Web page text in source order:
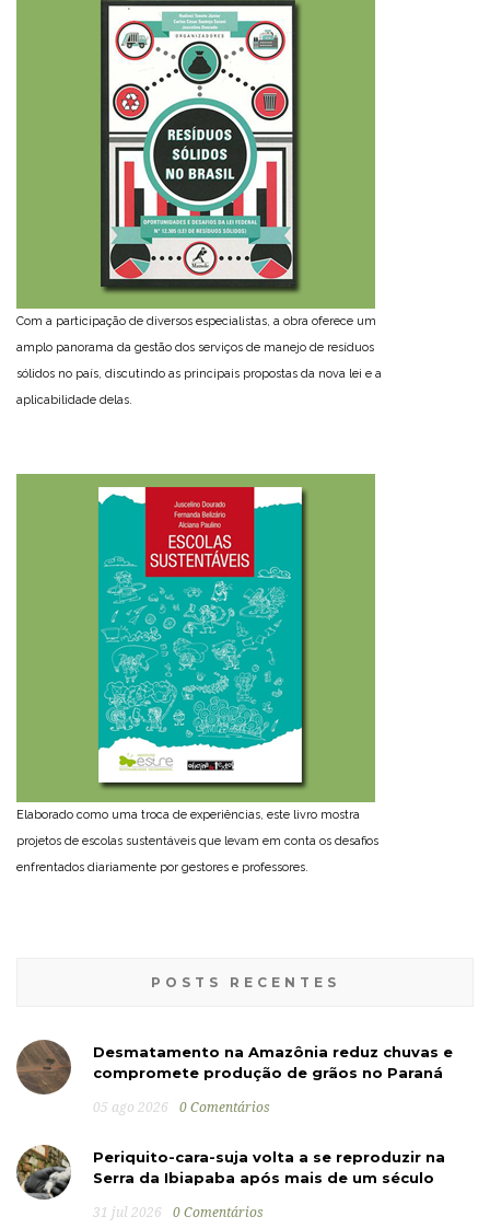
Com a participação de diversos especialistas, a obra oferece um
amplo panorama da gestão dos serviços de manejo de resíduos
sólidos no país, discutindo as principais propostas da nova lei e a
aplicabilidade delas.
Elaborado como uma troca de experiências, este livro mostra
projetos de escolas sustentáveis que levam em conta os desafios
enfrentados diariamente por gestores e professores.
POSTS RECENTES
Desmatamento na Amazônia reduz chuvas e
compromete produção de grãos no Paraná
05 ago 2026 0 Comentários
Periquito-cara-suja volta a se reproduzir na
Serra da Ibiapaba após mais de um século
31 jul 2026 0 Comentários